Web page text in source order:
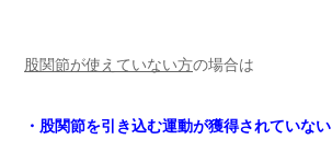
股関節が使えていない方の場合は
・股関節を引き込む運動が獲得されていない